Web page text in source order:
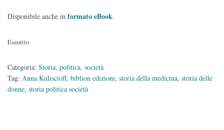
Disponibile anche in formato eBook.
Esaurito
Categoria: Storia, politica, società
Tag: Anna Kuliscioff, biblion edizioni, storia della medicina, storia delle
donne, storia politica società